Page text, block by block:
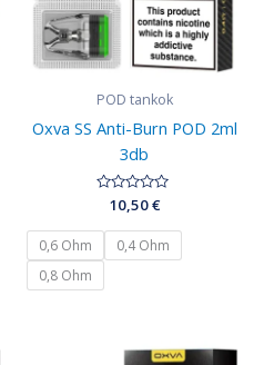
POD tankok
Oxva SS Anti-Burn POD 2ml
3db
Értékelés:
/
10,50€
0,6 Ohm
0,4 Ohm
0,8 Ohm